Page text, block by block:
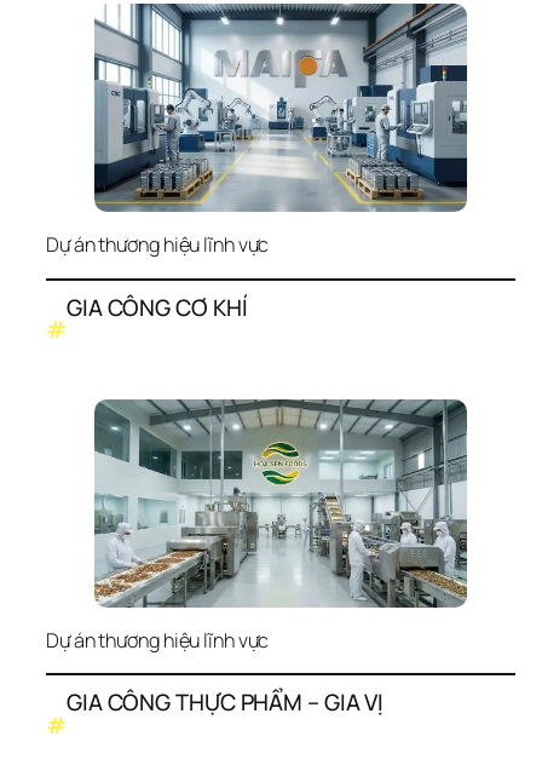
Dự án thương hiệu lĩnh vực
#
GIA CÔNG CƠ KHÍ
Dự án thương hiệu lĩnh vực
#
GIA CÔNG THỰC PHẨM – GIA VỊ